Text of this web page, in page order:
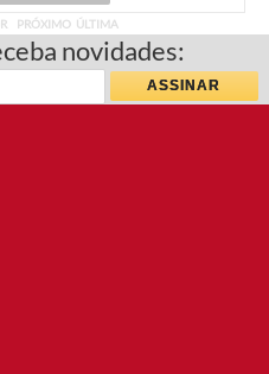
PRÓXIMO ÚLTIMA
novidades: